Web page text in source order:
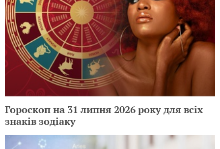
Гороскоп на 31 липня 2026 року для всіх
знаків зодіаку